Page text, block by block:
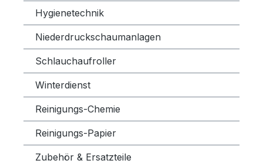
Hygienetechnik
Niederdruckschaumanlagen
Schlauchaufroller
Winterdienst
Reinigungs-Chemie
Reinigungs-Papier
Zubehör & Ersatzteile